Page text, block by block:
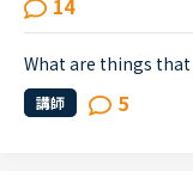
講師 5